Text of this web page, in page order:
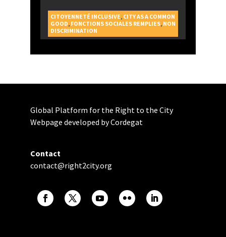
CITOYENNETÉ INCLUSIVE, CITY AS A COMMON
GOOD, FONCTIONS SOCIALES REMPLIES, NON
DISCRIMINATION
Global Platform for the Right to the City
Webpage developed by Cordegat
Contact
contact@right2city.org